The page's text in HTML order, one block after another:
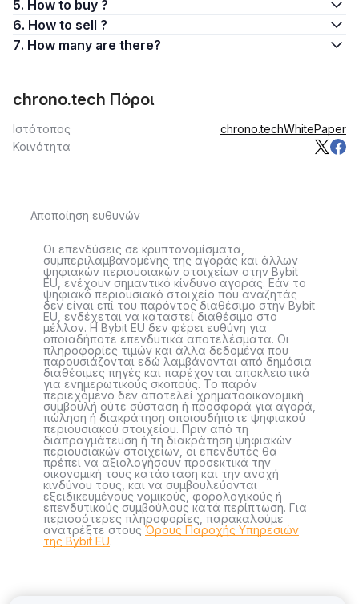
5. How to buy ?
6. How to sell ?
7. How many are there?
chrono.tech Πόροι
Ιστότοπος chrono.techWhitePaper
Κοινότητα
Αποποίηση ευθυνών
Οι επενδύσεις σε κρυπτονομίσματα,
συμπεριλαμβανομένης της αγοράς και άλλων
ψηφιακών περιουσιακών στοιχείων στην Bybit
EU, ενέχουν σημαντικό κίνδυνο αγοράς. Εάν το
ψηφιακό περιουσιακό στοιχείο που αναζητάς
δεν είναι επί του παρόντος διαθέσιμο στην Bybit
EU, ενδέχεται να καταστεί διαθέσιμο στο
μέλλον. Η Bybit EU δεν φέρει ευθύνη για
οποιαδήποτε επενδυτικά αποτελέσματα. Οι
πληροφορίες τιμών και άλλα δεδομένα που
παρουσιάζονται εδώ λαμβάνονται από δημόσια
διαθέσιμες πηγές και παρέχονται αποκλειστικά
για ενημερωτικούς σκοπούς. Το παρόν
περιεχόμενο δεν αποτελεί χρηματοοικονομική
συμβουλή ούτε σύσταση ή προσφορά για αγορά,
πώληση ή διακράτηση οποιουδήποτε ψηφιακού
περιουσιακού στοιχείου. Πριν από τη
διαπραγμάτευση ή τη διακράτηση ψηφιακών
περιουσιακών στοιχείων, οι επενδυτές θα
πρέπει να αξιολογήσουν προσεκτικά την
οικονομική τους κατάσταση και την ανοχή
κινδύνου τους, και να συμβουλεύονται
εξειδικευμένους νομικούς, φορολογικούς ή
επενδυτικούς συμβούλους κατά περίπτωση. Για
περισσότερες πληροφορίες, παρακαλούμε
ανατρέξτε στουςΌρους Παροχής Υπηρεσιών
της Bybit EU.